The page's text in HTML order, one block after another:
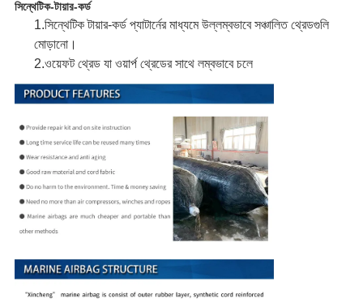
সিন্থেটিক-টায়ার-কর্ড
1.সিন্থেটিক টায়ার-কর্ড প্যাটার্নের মাধ্যমে উল্লম্বভাবে সঞ্চালিত থ্রেডগুলি
মোড়ানো।
2.ওয়েফট থ্রেড যা ওয়ার্প থ্রেডের সাথে লম্বভাবে চলে